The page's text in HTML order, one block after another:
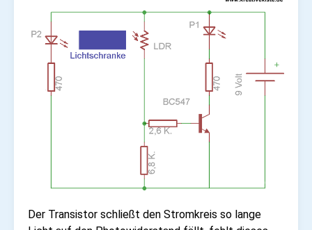
Der Transistor schließt den Stromkreis so lange